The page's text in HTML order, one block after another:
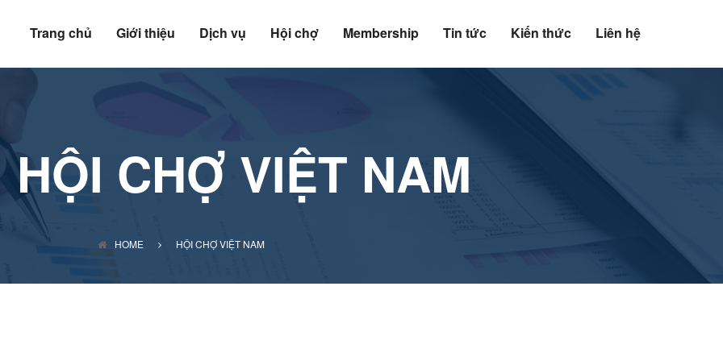
Trang chủ Giới thiệu Dịch vụ Hội chợ Membership Tin tức Kiến thức Liên hệ
HỘI CHỢ VIỆT NAM
HOME HỘI CHỢ VIỆT NAM